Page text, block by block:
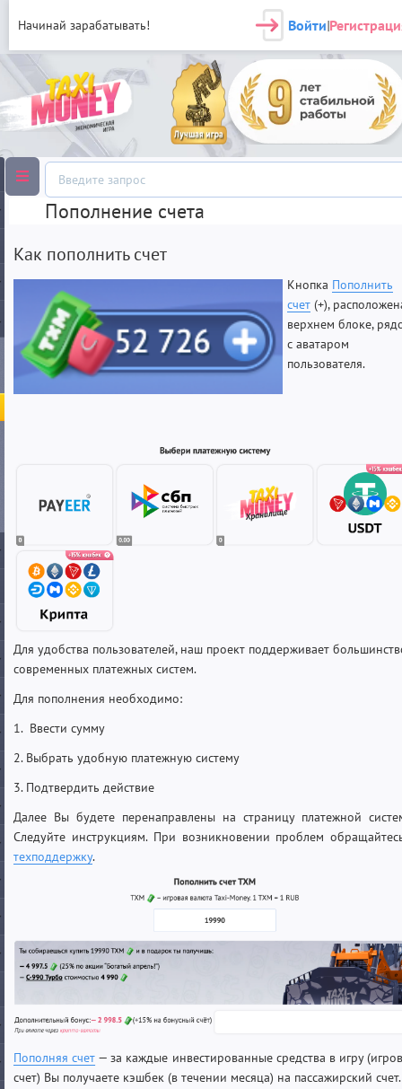
Начинай зарабатывать! Войти|
Пополнение счета
Как пополнить счет
Кнопка Пополнить
счет (+),
верхнем блоке,
с аватаром
пользователя.
Для удобства пользователей, наш проект поддерживает
современных платежных систем.
Для пополнения необходимо:
1. Ввести сумму
2. Выбрать удобную платежную систему
3. Подтвердить действие
Далее Вы будете перенаправлены на страницу платежной
Следуйте инструкциям. При возникновении проблем
техподдержку.
Пополняя счет — за каждые инвестированные средства в игру
счет) Вы получаете кэшбек (в течении месяца) на пассажирский счет.